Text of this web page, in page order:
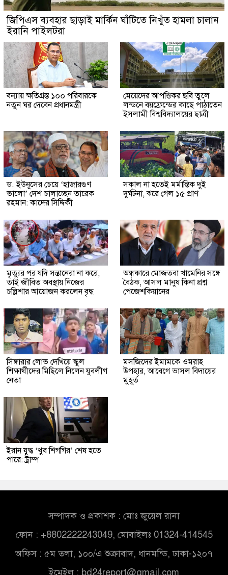
জিপিএস ব্যবহার ছাড়াই মার্কিন ঘাঁটিতে নিখুঁত হামলা চালান
ইরানি পাইলটরা
বন্যায় ক্ষতিগ্রস্ত ১০০ পরিবারকে
নতুন ঘর দেবেন প্রধানমন্ত্রী
মেয়েদের আপত্তিকর ছবি তুলে
লন্ডনে বয়ফ্রেন্ডের কাছে পাঠাতেন
ইসলামী বিশ্ববিদ্যালয়ের ছাত্রী
ড. ইউনূসের চেয়ে ‘হাজারগুণ
ভালো’ দেশ চালাচ্ছেন তারেক
রহমান: কাদের সিদ্দিকী
সকাল না হতেই মর্মান্তিক দুই
দুর্ঘটনা, ঝরে গেল ১৫ প্রাণ
মৃত্যুর পর যদি সন্তানেরা না করে,
তাই জীবিত অবস্থায় নিজের
চল্লিশার আয়োজন করলেন বৃদ্ধ
অন্ধকারে মোজতবা খামেনির সঙ্গে
বৈঠক, আসল মানুষ কিনা প্রশ্ন
পেজেশকিয়ানের
সিঙ্গারার লোভ দেখিয়ে স্কুল
শিক্ষার্থীদের মিছিলে নিলেন যুবলীগ
নেতা
মসজিদের ইমামকে ওমরাহ
উপহার, আবেগে ভাসল বিদায়ের
মুহূর্ত
ইরান যুদ্ধ ‘খুব শিগগির’ শেষ হতে
পারে: ট্রাম্প
সম্পাদক ও প্রকাশক : মোঃ জুয়েল রানা
ফোন : +8802222243049, মোবাইলঃ 01324-414545
অফিস : ৫ম তলা, ১০০/এ শুক্রাবাদ, ধানমন্ডি, ঢাকা-১২০৭
ইমেইল : bd24report@gmail.com